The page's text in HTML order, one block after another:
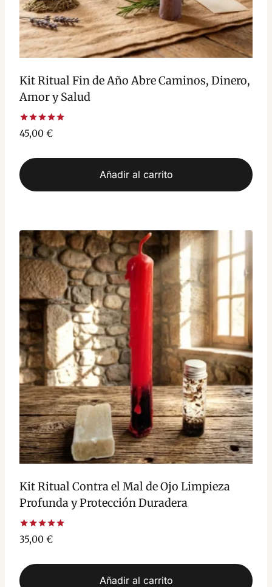
Kit Ritual Fin de Año Abre Caminos, Dinero,
Amor y Salud
Valorado
con
de 5
45,00 €
Añadir al carrito
Kit Ritual Contra el Mal de Ojo Limpieza
Profunda y Protección Duradera
Valorado
con
de 5
35,00 €
Añadir al carrito